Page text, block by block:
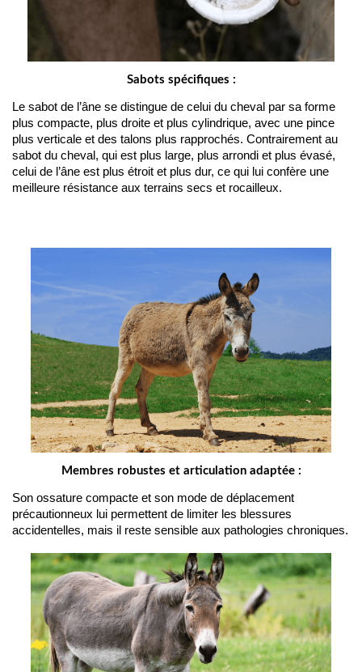
Sabots spécifiques :
Le sabot de l’âne se distingue de celui du cheval par sa forme
plus compacte, plus droite et plus cylindrique, avec une pince
plus verticale et des talons plus rapprochés. Contrairement au
sabot du cheval, qui est plus large, plus arrondi et plus évasé,
celui de l’âne est plus étroit et plus dur, ce qui lui confère une
meilleure résistance aux terrains secs et rocailleux.
Membres robustes et articulation adaptée :
Son ossature compacte et son mode de déplacement
précautionneux lui permettent de limiter les blessures
accidentelles, mais il reste sensible aux pathologies chroniques.